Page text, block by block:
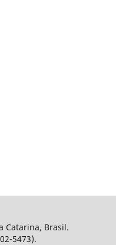
Catarina, Brasil.
5473).